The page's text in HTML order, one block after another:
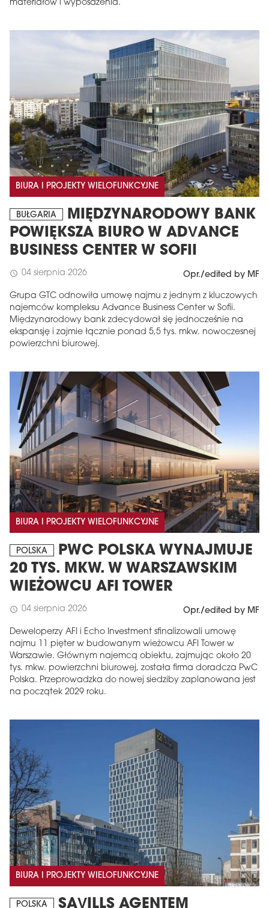
materiałów i wyposażenia.
BIURA I PROJEKTY WIELOFUNKCYJNE
BUŁGARIA
MIĘDZYNARODOWY BANK
POWIĘKSZA BIURO W ADVANCE
BUSINESS CENTER W SOFII
schedule 04 sierpnia 2026 Opr./edited by MF
Grupa GTC odnowiła umowę najmu z jednym z kluczowych
najemców kompleksu Advance Business Center w Sofii.
Międzynarodowy bank zdecydował się jednocześnie na
ekspansję i zajmie łącznie ponad 5,5 tys. mkw. nowoczesnej
powierzchni biurowej.
BIURA I PROJEKTY WIELOFUNKCYJNE
POLSKA
PWC POLSKA WYNAJMUJE
20 TYS. MKW. W WARSZAWSKIM
WIEŻOWCU AFI TOWER
schedule 04 sierpnia 2026 Opr./edited by MF
Deweloperzy AFI i Echo Investment sfinalizowali umowę
najmu 11 pięter w budowanym wieżowcu AFI Tower w
Warszawie. Głównym najemcą obiektu, zajmując około 20
tys. mkw. powierzchni biurowej, została firma doradcza PwC
Polska. Przeprowadzka do nowej siedziby zaplanowana jest
na początek 2029 roku.
BIURA I PROJEKTY WIELOFUNKCYJNE
POLSKA
SAVILLS AGENTEM